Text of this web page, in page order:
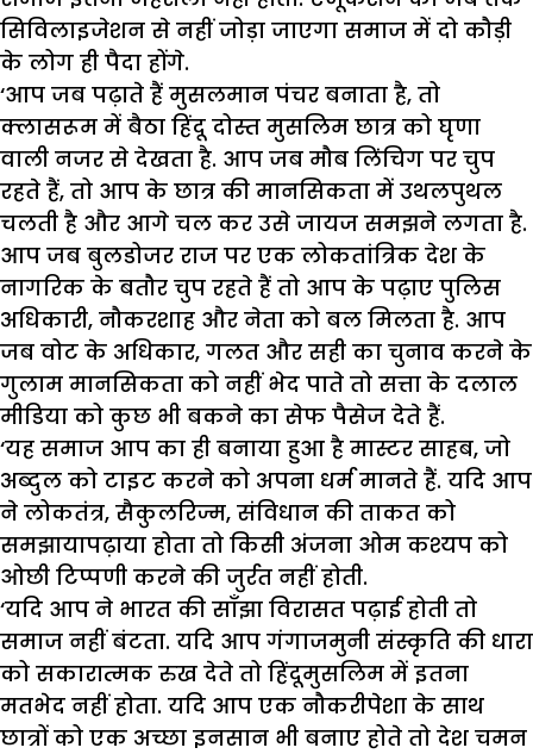
सिविलाइजेशन से नहीं जोड़ा जाएगा समाज में दो कौड़ी
के लोग ही पैदा होंगे.
‘आप जब पढ़ाते हैं मुसलमान पंचर बनाता है, तो
क्लासरूम में बैठा हिंदू दोस्त मुसलिम छात्र को घृणा
वाली नजर से देखता है. आप जब मौब लिंचिग पर चुप
रहते हैं, तो आप के छात्र की मानसिकता में उथलपुथल
चलती है और आगे चल कर उसे जायज समझने लगता है.
आप जब बुलडोजर राज पर एक लोकतांत्रिक देश के
नागरिक के बतौर चुप रहते हैं तो आप के पढ़ाए पुलिस
अधिकारी, नौकरशाह और नेता को बल मिलता है. आप
जब वोट के अधिकार, गलत और सही का चुनाव करने के
गुलाम मानसिकता को नहीं भेद पाते तो सत्ता के दलाल
मीडिया को कुछ भी बकने का सेफ पैसेज देते हैं.
‘यह समाज आप का ही बनाया हुआ है मास्टर साहब, जो
अब्दुल को टाइट करने को अपना धर्म मानते हैं. यदि आप
ने लोकतंत्र, सैकुलरिज्म, संविधान की ताकत को
समझायापढ़ाया होता तो किसी अंजना ओम कश्यप को
ओछी टिप्पणी करने की जुर्रत नहीं होती.
‘यदि आप ने भारत की साँझा विरासत पढ़ाई होती तो
समाज नहीं बंटता. यदि आप गंगाजमुनी संस्कृति की धारा
को सकारात्मक रुख देते तो हिंदूमुसलिम में इतना
मतभेद नहीं होता. यदि आप एक नौकरीपेशा के साथ
छात्रों को एक अच्छा इनसान भी बनाए होते तो देश चमन